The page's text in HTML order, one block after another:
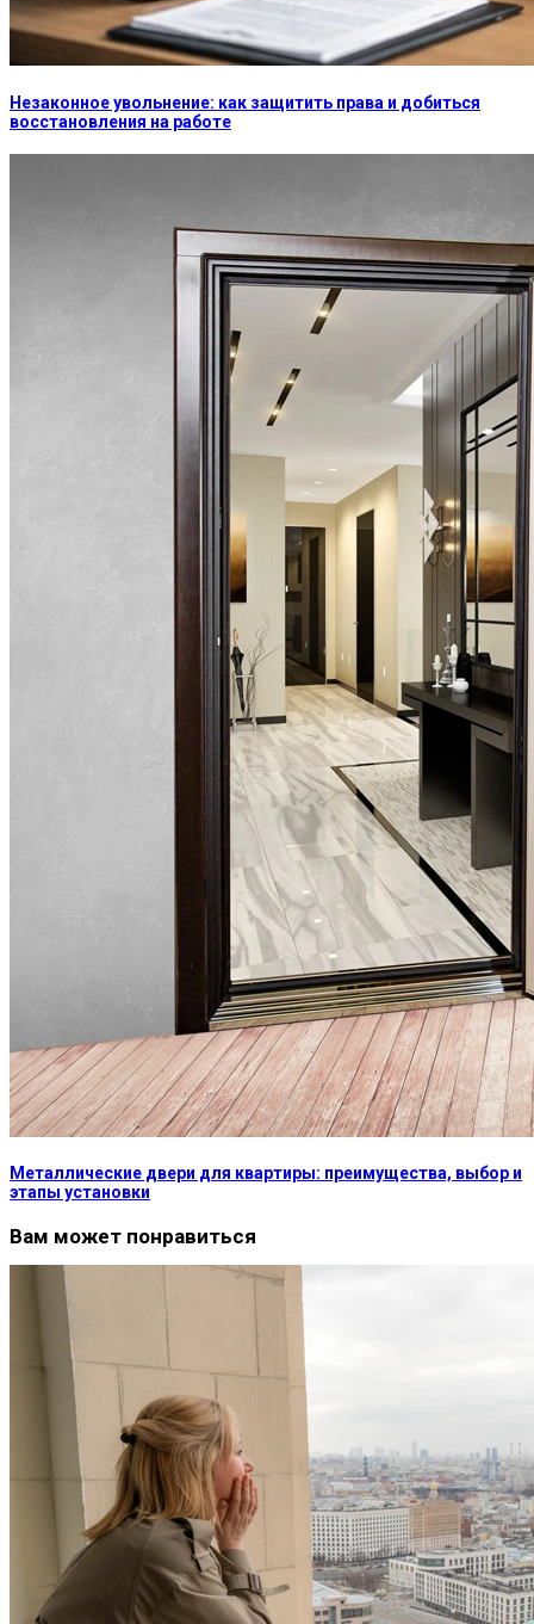
Незаконное увольнение: как защитить права и добиться
восстановления на работе
Металлические двери для квартиры: преимущества, выбор и
этапы установки
Вам может понравиться